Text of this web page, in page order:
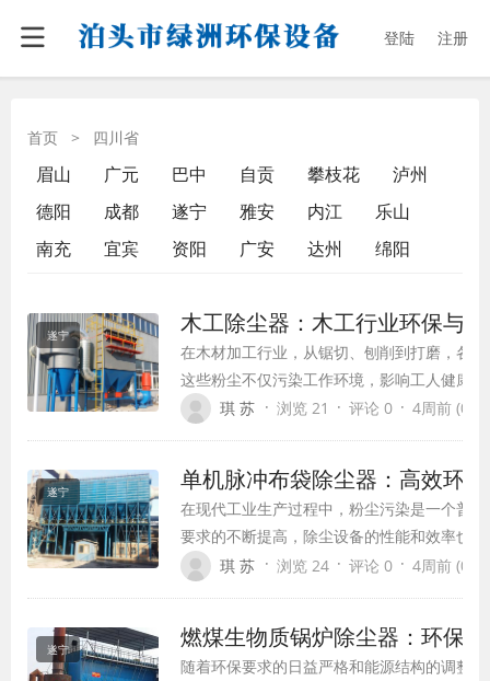
登陆 注册
首页 > 四川省
眉山 广元 巴中 自贡 攀枝花
泸州
德阳
成都 遂宁 雅安 内江
乐山
南充
宜宾 资阳 广安 达州 绵阳
遂宁 木工除尘器：木工行业环保与
在木材加工行业，从锯切、刨削到打磨，各
这些粉尘不仅污染工作环境，影响工人健康
面，降低产品质量，甚至引发设备故障和安
琪 苏 · 浏览 21 · 评论 0 · 4周前 (07-
遂宁 单机脉冲布袋除尘器：高效环
在现代工业生产过程中，粉尘污染是一个普
要求的不断提高，除尘设备的性能和效率也
布袋除尘器作为一种高效、可靠的除尘设备
琪 苏 · 浏览 24 · 评论 0 · 4周前 (07-
遂宁 燃煤生物质锅炉除尘器：环保
随着环保要求的日益严格和能源结构的调整